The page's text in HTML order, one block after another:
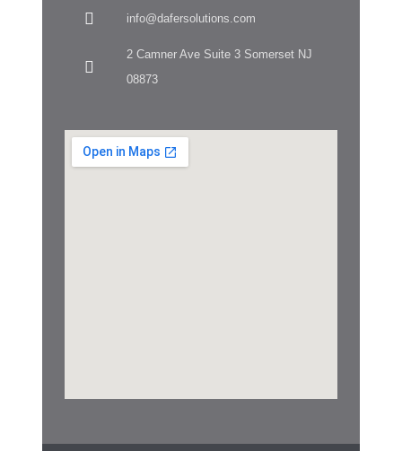
info@dafersolutions.com
2 Camner Ave Suite 3 Somerset NJ
08873